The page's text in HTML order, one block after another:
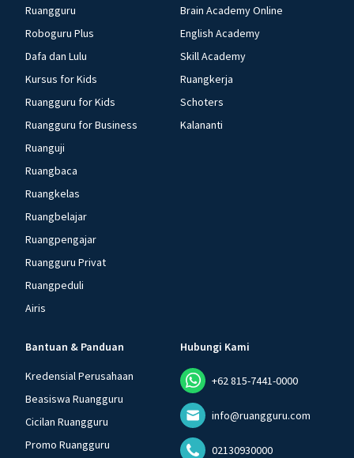
Ruangguru
Roboguru Plus
Dafa dan Lulu
Kursus for Kids
Ruangguru for Kids
Ruangguru for Business
Ruanguji
Ruangbaca
Ruangkelas
Ruangbelajar
Ruangpengajar
Ruangguru Privat
Ruangpeduli
Airis
Brain Academy Online
English Academy
Skill Academy
Ruangkerja
Schoters
Kalananti
Bantuan & Panduan
Kredensial Perusahaan
Beasiswa Ruangguru
Cicilan Ruangguru
Promo Ruangguru
Hubungi Kami
+62 815-7441-0000
info@ruangguru.com
02130930000